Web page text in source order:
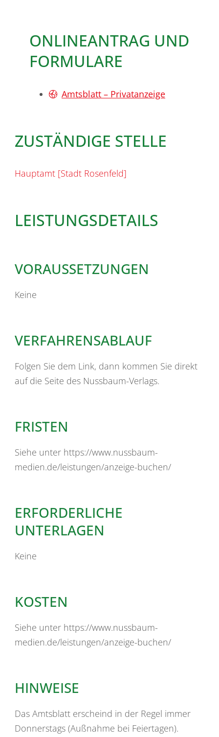
ONLINEANTRAG UND
FORMULARE
Amtsblatt – Privatanzeige
ZUSTÄNDIGE STELLE
Hauptamt [Stadt Rosenfeld]
LEISTUNGSDETAILS
VORAUSSETZUNGEN
Keine
VERFAHRENSABLAUF
Folgen Sie dem Link, dann kommen Sie direkt
auf die Seite des Nussbaum-Verlags.
FRISTEN
Siehe unter https://www.nussbaum-
medien.de/leistungen/anzeige-buchen/
ERFORDERLICHE
UNTERLAGEN
Keine
KOSTEN
Siehe unter https://www.nussbaum-
medien.de/leistungen/anzeige-buchen/
HINWEISE
Das Amtsblatt erscheind in der Regel immer
Donnerstags (Außnahme bei Feiertagen).